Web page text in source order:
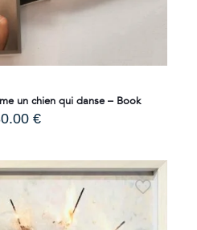
un chien qui danse – Book
€